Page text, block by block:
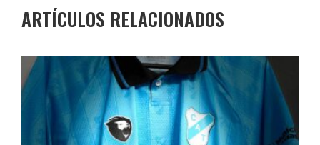
ARTÍCULOS RELACIONADOS